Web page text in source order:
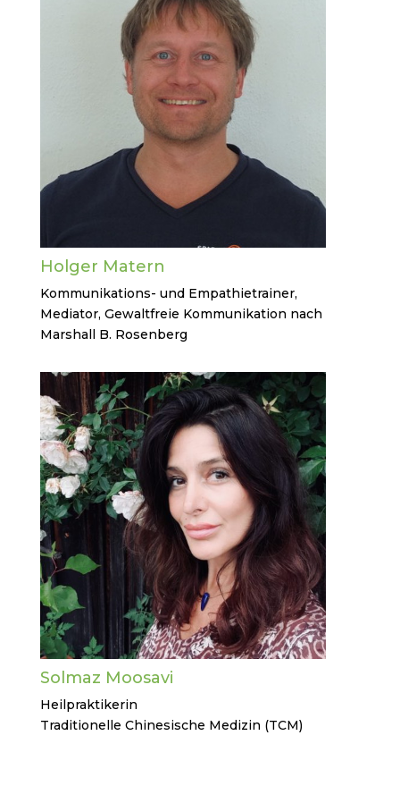
Holger Matern
Kommunikations- und Empathietrainer,
Mediator, Gewaltfreie Kommunikation nach
Marshall B. Rosenberg
Solmaz Moosavi
Heilpraktikerin
Traditionelle Chinesische Medizin (TCM)